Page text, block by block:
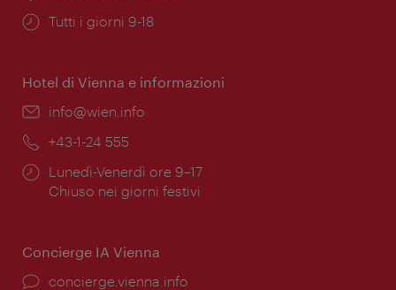
Orari
Tutti i giorni 9-18
Hotel di Vienna e informazioni
Email:
info@wien.info
Telefono:
+43-1-24 555
Orari
di
Lunedì-Venerdì ore 9–17
Chiuso nei giorni festivi
Concierge IA Vienna
Ort:
concierge.vienna.info